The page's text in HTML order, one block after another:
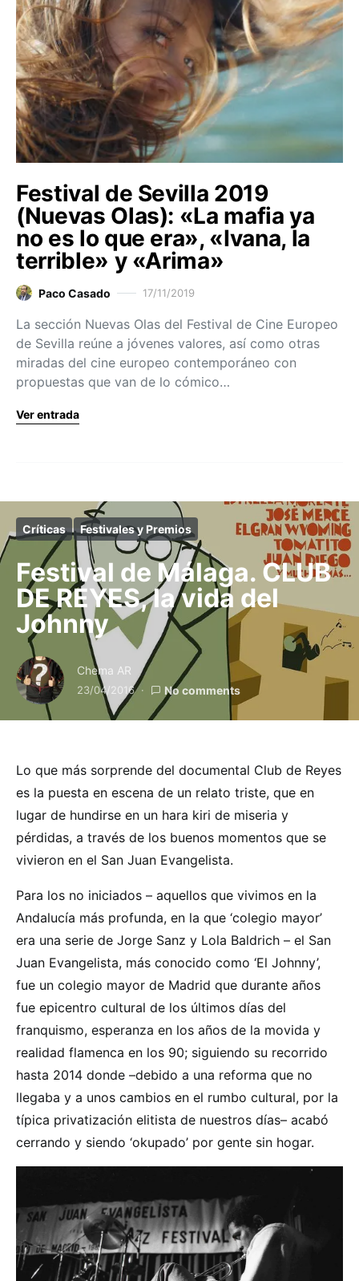
Festival de Sevilla 2019
(Nuevas Olas): «La mafia ya
no es lo que era», «Ivana, la
terrible» y «Arima»
Paco Casado 17/11/2019
La sección Nuevas Olas del Festival de Cine Europeo
de Sevilla reúne a jóvenes valores, así como otras
miradas del cine europeo contemporáneo con
propuestas que van de lo cómico…
Ver entrada
Críticas Festivales y Premios
Festival de Málaga. CLUB
DE REYES, la vida del
Johnny
Chema AR
23/04/2016 No comments
Lo que más sorprende del documental Club de Reyes
es la puesta en escena de un relato triste, que en
lugar de hundirse en un hara kiri de miseria y
pérdidas, a través de los buenos momentos que se
vivieron en el San Juan Evangelista.
Para los no iniciados – aquellos que vivimos en la
Andalucía más profunda, en la que ‘colegio mayor’
era una serie de Jorge Sanz y Lola Baldrich – el San
Juan Evangelista, más conocido como ‘El Johnny’,
fue un colegio mayor de Madrid que durante años
fue epicentro cultural de los últimos días del
franquismo, esperanza en los años de la movida y
realidad flamenca en los 90; siguiendo su recorrido
hasta 2014 donde –debido a una reforma que no
llegaba y a unos cambios en el rumbo cultural, por la
típica privatización elitista de nuestros días– acabó
cerrando y siendo ‘okupado’ por gente sin hogar.